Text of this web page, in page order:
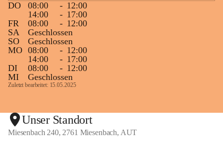
DO
08:00 - 12:00
14:00
- 17:00
FR
08:00 - 12:00
SA
Geschlossen
SO
Geschlossen
MO 08:00 - 12:00
14:00
- 17:00
DI
08:00 - 12:00
MI
Geschlossen
Zuletzt bearbeitet: 15.05.2025
Unser Standort
Miesenbach 240, 2761 Miesenbach, AUT